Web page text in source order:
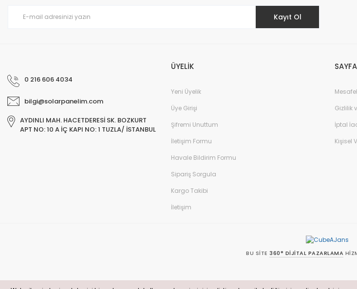
Kayıt Ol
0 216 606 4034
bilgi@solarpanelim.com
AYDINLI MAH. HACETDERESİ SK. BOZKURT
APT NO: 10 A İÇ KAPI NO: 1 TUZLA/ İSTANBUL
ÜYELİK
Yeni Üyelik
Üye Girişi
Şifremi Unuttum
İletişim Formu
Havale Bildirim Formu
Sipariş Sorgula
Kargo Takibi
İletişim
Gizlilik
İptal
Kişisel
BU SITE 360° DIJITAL PAZARLAMA
© solarpanelim.com Tüm Hakları Saklıdır. Kredi kartı bilgileriniz 256bit SSL sertifikası ile korunmaktadır.